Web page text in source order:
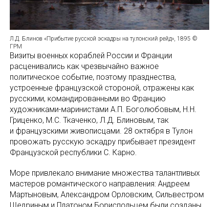
Л.Д. Блинов «Прибытие русской эскадры на тулонский рейд», 1895 ©
ГРМ
Визиты военных кораблей России и Франции
расценивались как чрезвычайно важное
политическое событие, поэтому празднества,
устроенные французской стороной, отражены как
русскими, командированными во Францию
художниками-маринистами А.П. Боголюбовым, Н.Н.
Гриценко, М.С. Ткаченко, Л.Д. Блиновым, так
и французскими живописцами. 28 октября в Тулон
провожать русскую эскадру прибывает президент
Французской республики С. Карно.
Море привлекало внимание множества талантливых
мастеров романтического направления: Андреем
Мартыновым, Александром Орловским, Сильвестром